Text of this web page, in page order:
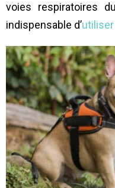
voies respiratoires
indispensable d’